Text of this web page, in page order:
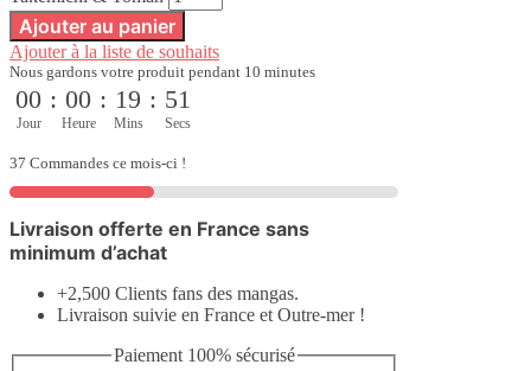
Ajouter au panier
Ajouter à la liste de souhaits
Nous gardons votre produit pendant 10 minutes
00
Jour
: 00
Heure
: 19
Mins
: 50
Secs
37 Commandes ce mois-ci !
Livraison offerte en France sans
minimum d’achat
+2,500 Clients fans des mangas.
Livraison suivie en France et Outre-mer !
Paiement 100% sécurisé